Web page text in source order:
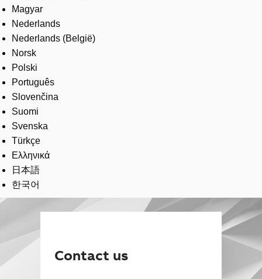
Magyar
Nederlands
Nederlands (België)
Norsk
Polski
Português
Slovenčina
Suomi
Svenska
Türkçe
Ελληνικά
日本語
한국어
Contact us